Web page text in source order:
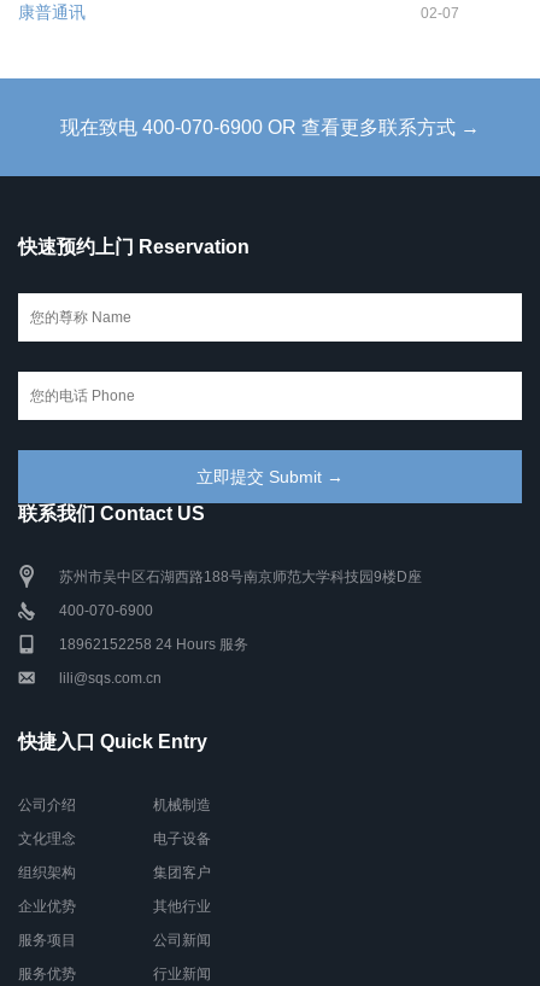
康普通讯 02-07
现在致电 400-070-6900 OR 查看更多联系方式 →
快速预约上门 Reservation
联系我们 Contact US
苏州市吴中区石湖西路188号南京师范大学科技园9楼D座
400-070-6900
18962152258 24 Hours 服务
lili@sqs.com.cn
快捷入口 Quick Entry
公司介绍
文化理念
组织架构
企业优势
服务项目
服务优势
机械制造
电子设备
集团客户
其他行业
公司新闻
行业新闻